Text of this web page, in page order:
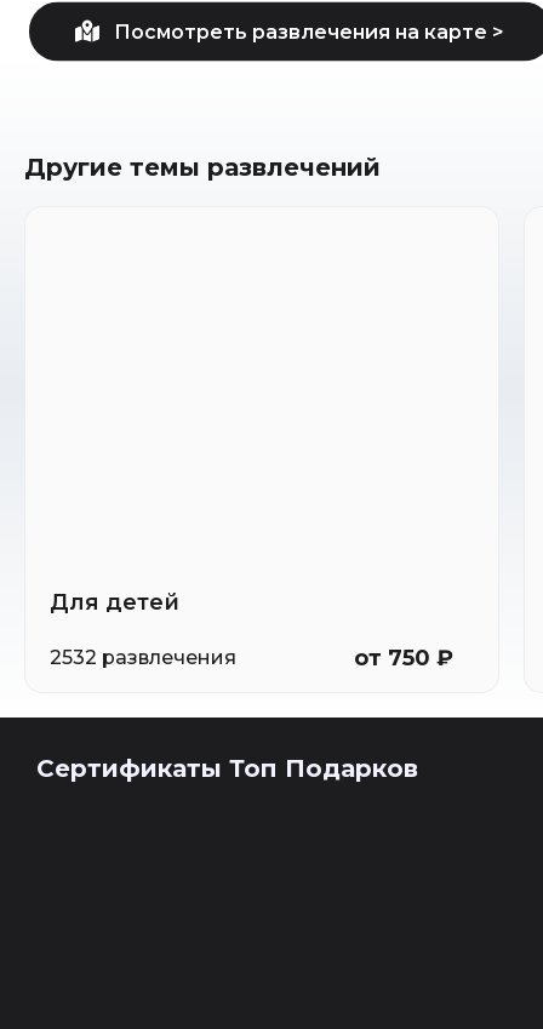
Другие темы развлечений
Для детей
2532 развлечения от 750 ₽
Сертификаты Топ Подарков